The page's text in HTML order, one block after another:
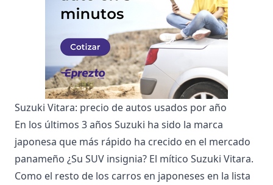
Suzuki Vitara: precio de autos usados por año
En los últimos 3 años Suzuki ha sido la marca
japonesa que más rápido ha crecido en el mercado
panameño ¿Su SUV insignia? El mítico Suzuki Vitara.
Como el resto de los carros en japoneses en la lista